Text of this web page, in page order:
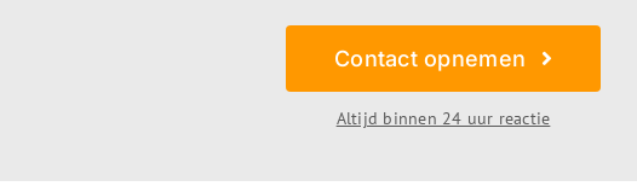
Contact opnemen
Altijd binnen 24 uur reactie